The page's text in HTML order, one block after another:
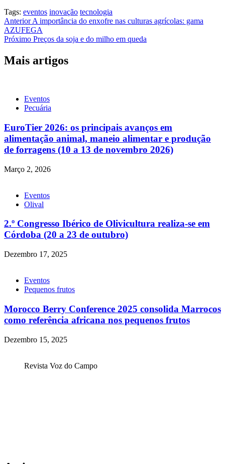
Tags: eventos inovação tecnologia
Navegação
de
AnteriorA importância do enxofre nas culturas agrícolas: gama
AZUFEGA
Próximo Preços da soja e do milho em queda
Mais artigos
Eventos
Pecuária
EuroTier 2026: os principais avanços em
alimentação animal, maneio alimentar e produção
de forragens (10 a 13 de novembro 2026)
Março 2, 2026
Eventos
Olival
2.º Congresso Ibérico de Olivicultura realiza-se em
Córdoba (20 a 23 de outubro)
Dezembro 17, 2025
Eventos
Pequenos frutos
Morocco Berry Conference 2025 consolida Marrocos
como referência africana nos pequenos frutos
Dezembro 15, 2025
Revista Voz do Campo